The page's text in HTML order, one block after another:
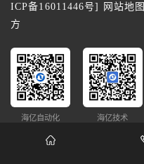
ICP备16011446号] 网站地图
方
海亿自动化 海亿技术